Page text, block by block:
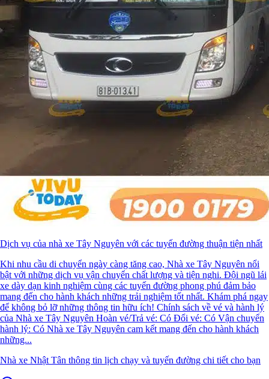
Dịch vụ của nhà xe Tây Nguyên với các tuyến đường thuận tiện nhất
Khi nhu cầu di chuyển ngày càng tăng cao, Nhà xe Tây Nguyên nổi
bật với những dịch vụ vận chuyển chất lượng và tiện nghi. Đội ngũ lái
xe dày dạn kinh nghiệm cùng các tuyến đường phong phú đảm bảo
mang đến cho hành khách những trải nghiệm tốt nhất. Khám phá ngay
để không bỏ lỡ những thông tin hữu ích! Chính sách về vé và hành lý
của Nhà xe Tây Nguyên Hoàn vé/Trả vé: Có Đổi vé: Có Vận chuyển
hành lý: Có Nhà xe Tây Nguyên cam kết mang đến cho hành khách
những...
Nhà xe Nhật Tân thông tin lịch chạy và tuyến đường chi tiết cho bạn